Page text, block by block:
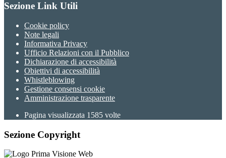
Sezione Link Utili
Cookie policy
Note legali
Informativa Privacy
Ufficio Relazioni con il Pubblico
Dichiarazione di accessibilità
Obiettivi di accessibilità
Whistleblowing
Gestione consensi cookie
Amministrazione trasparente
Pagina visualizzata 1585 volte
Sezione Copyright